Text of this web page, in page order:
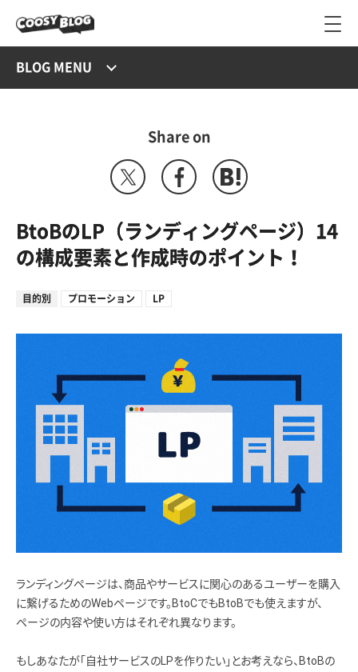
BLOG MENU
Share on
BtoBのLP（ランディングページ）14
の構成要素と作成時のポイント！
目的別 プロモーション LP
ランディングページは、商品やサービスに関心のあるユーザーを購入
に繋げるためのWebページです。BtoCでもBtoBでも使えますが、
ページの内容や使い方はそれぞれ異なります。
もしあなたが「自社サービスのLPを作りたい」とお考えなら、BtoBの